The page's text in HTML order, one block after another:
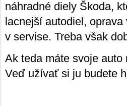
náhradné diely Škoda,
lacnejší autodiel,
v servise. Treba však
Ak teda máte svoje
Veď užívať si ju budete